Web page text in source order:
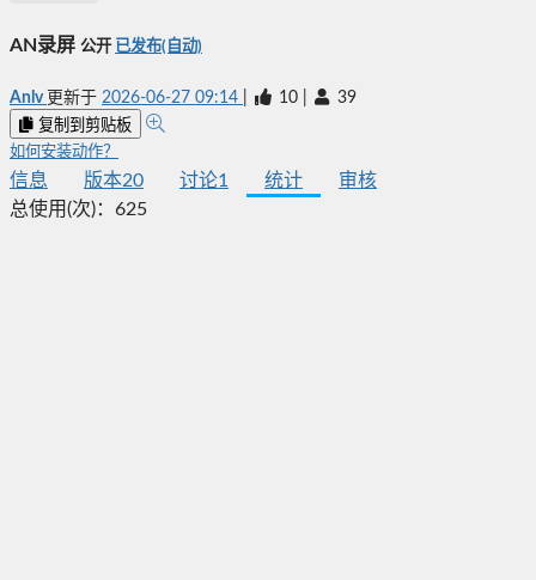
AN录屏 公开 已发布(自动)
Anlv 更新于 2026-06-27 09:14 10 39
复制到剪贴板
如何安装动作？
信息 版本20 讨论1 统计
审核
总使用(次)： 625